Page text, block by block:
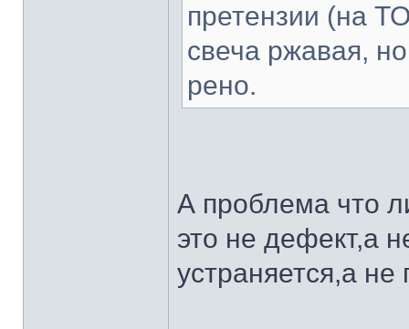
претензии (на
свеча ржавая,
рено.
А проблема что
это не дефект,а
устраняется,а